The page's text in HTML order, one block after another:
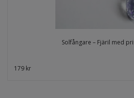
Solfångare – Fjäril med
179 kr